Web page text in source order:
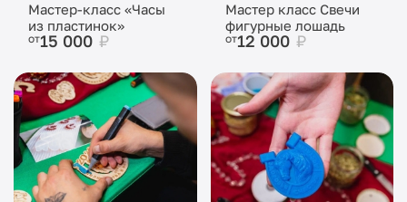
Мастер-класс «Часы
из пластинок»
от15 000 ₽
Мастер класс Свечи
фигурные лошадь
от12 000 ₽